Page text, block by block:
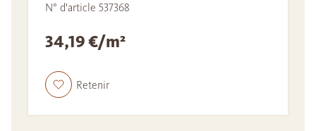
N° d'article 537368
34,19 €/m²
Retenir